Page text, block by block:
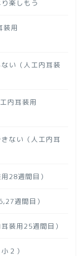
楽しもう
用
い（人工内耳装
内耳装用
ない（人工内耳
28週間目）
週間目）
装用25週間目）
２）